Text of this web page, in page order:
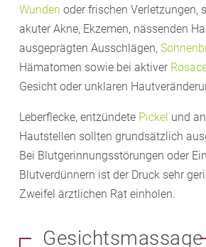
Wunden oder frischen Verletzungen,
akuter Akne, Ekzemen, nässenden
ausgeprägten Ausschlägen,
Hämatomen sowie bei aktiver
Gesicht oder unklaren
Leberflecke, entzündete Pickel und
Hautstellen sollten grundsätzlich
Bei Blutgerinnungsstörungen oder
Blutverdünnern ist der Druck sehr
Zweifel ärztlichen Rat einholen.
Gesichtsmassage